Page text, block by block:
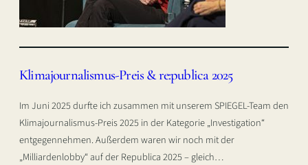
Klimajournalismus-Preis & re:publica 2025
Im Juni 2025 durfte ich zusammen mit unserem SPIEGEL-Team den
Klimajournalismus-Preis 2025 in der Kategorie „Investigation“
entgegennehmen. Außerdem waren wir noch mit der
„Milliardenlobby“ auf der Republica 2025 – gleich…